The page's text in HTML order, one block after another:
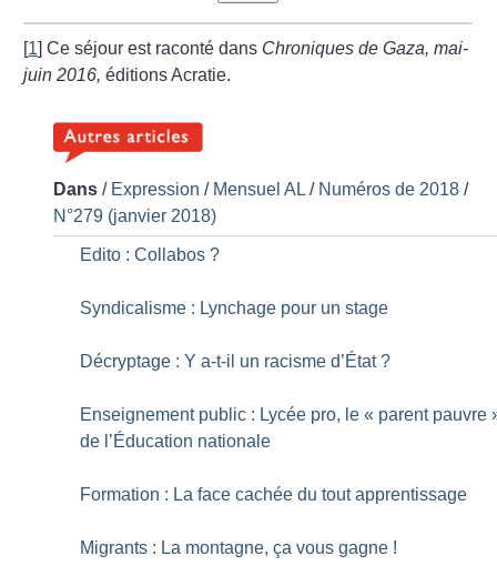
1 ]Ce séjour est raconté dans Chroniques de Gaza, mai-
juin 2016, éditions Acratie.
Dans / Expression / Mensuel AL / Numéros de 2018 /
N°279 (janvier 2018)
Edito : Collabos ?
Syndicalisme : Lynchage pour un stage
Décryptage : Y a-t-il un racisme d’État ?
Enseignement public : Lycée pro, le « parent pauvre
de l’Éducation nationale
Formation : La face cachée du tout apprentissage
Migrants : La montagne, ça vous gagne !